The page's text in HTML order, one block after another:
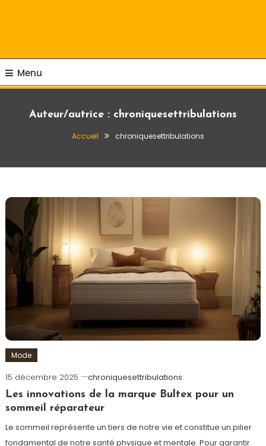
Menu
Auteur/autrice : chroniquesettribulations
Accueil chroniquesettribulations
Mode
15 décembre 2025
chroniquesettribulations
Les innovations de la marque Bultex pour un
sommeil réparateur
Le sommeil représente un tiers de notre vie et constitue un pilier
fondamental de notre santé physique et mentale. Pour garantir